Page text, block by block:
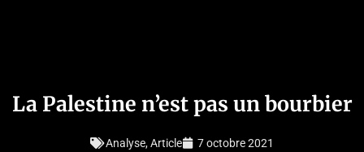
La Palestine n’est pas un bourbier
Analyse,Article 7 octobre 2021